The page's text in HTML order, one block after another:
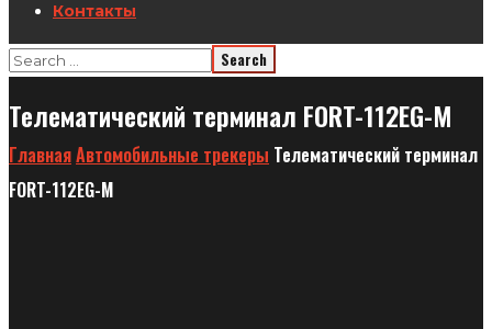
Контакты
Телематический терминал FORT-112EG-M
ГлавнаяАвтомобильные трекеры Телематический терминал
FORT-112EG-M